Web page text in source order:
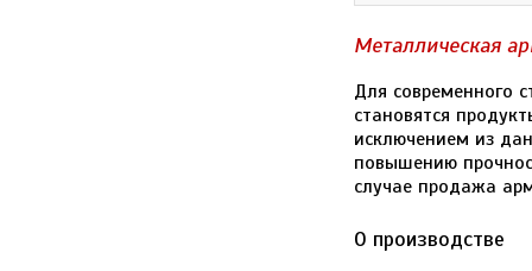
Металлическая
Для современного
становятся
исключением из
повышению
случае продажа
О производстве